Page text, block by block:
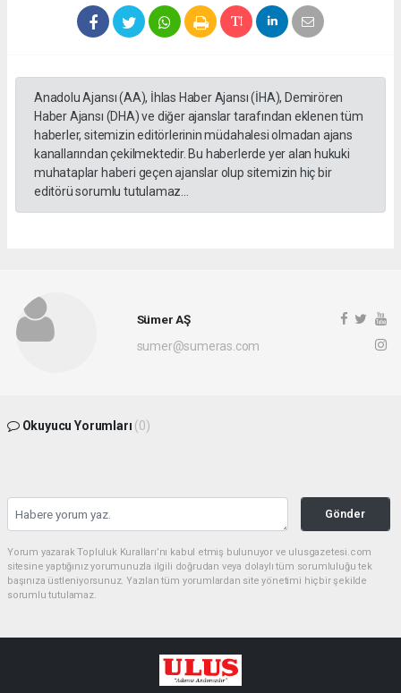
Anadolu Ajansı (AA), İhlas Haber Ajansı (İHA), Demirören
Haber Ajansı (DHA) ve diğer ajanslar tarafından eklenen tüm
haberler, sitemizin editörlerinin müdahalesi olmadan ajans
kanallarından çekilmektedir. Bu haberlerde yer alan hukuki
muhataplar haberi geçen ajanslar olup sitemizin hiç bir
editörü sorumlu tutulamaz...
Sümer AŞ
sumer@sumeras.com
Okuyucu Yorumları (0)
Gönder
Yorum yazarak Topluluk Kuralları’nı kabul etmiş bulunuyor ve ulusgazetesi.com
sitesine yaptığınız yorumunuzla ilgili doğrudan veya dolaylı tüm sorumluluğu tek
başınıza üstleniyorsunuz. Yazılan tüm yorumlardan site yönetimi hiçbir şekilde
sorumlu tutulamaz.